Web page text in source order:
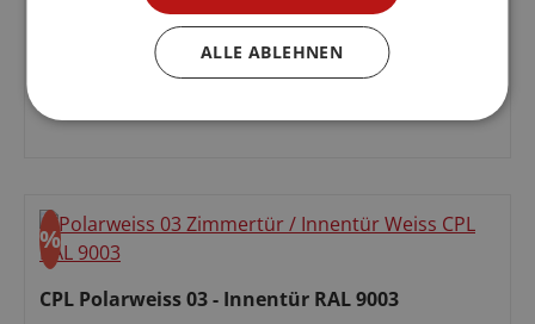
Lavagrau Lack - Innentür RAL 7037
Rabatt
%
CPL Polarweiss 03 - Innentür RAL 9003
ALLE ABLEHNEN